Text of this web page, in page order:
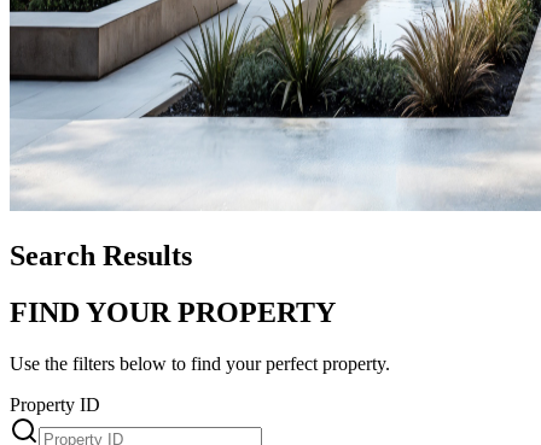
Search Results
FIND YOUR PROPERTY
Use the filters below to find your perfect property.
Property ID